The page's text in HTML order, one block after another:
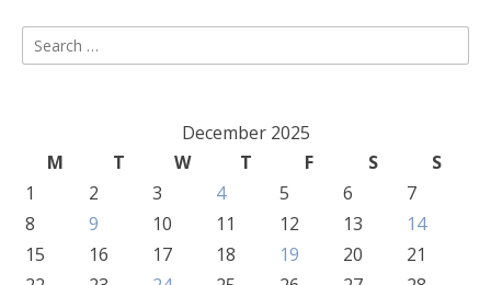
Search
for:
December 2025
M
T W T F S
S
1
2 3 4 5 6
7
8
9 10 11 12 13
14
15
16 17 18 19 20
21